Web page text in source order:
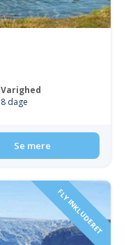
Varighed
8 dage
Se mere
FLY INKLUDERET